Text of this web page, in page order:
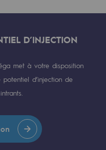
de dotation
de dotation et
D’INJECTION
met à votre disposition
d’injection de